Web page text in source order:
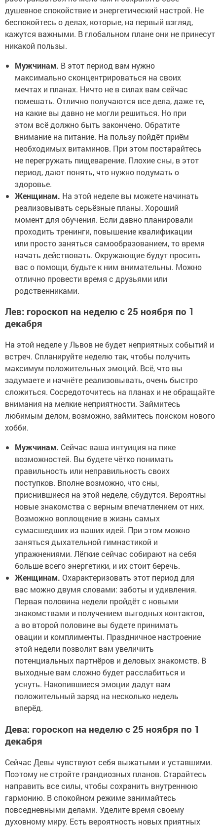
душевное спокойствие и энергетический настрой. Не
беспокойтесь о делах, которые, на первый взгляд,
кажутся важными. В глобальном плане они не принесут
никакой пользы.
Мужчинам. В этот период вам нужно
максимально сконцентрироваться на своих
мечтах и планах. Ничто не в силах вам сейчас
помешать. Отлично получаются все дела, даже те,
на какие вы давно не могли решиться. Но при
этом всё должно быть закончено. Обратите
внимание на питание. На пользу пойдёт приём
необходимых витаминов. При этом постарайтесь
не перегружать пищеварение. Плохие сны, в этот
период, дают понять, что нужно подумать о
здоровье.
Женщинам. На этой неделе вы можете начинать
реализовывать серьёзные планы. Хороший
момент для обучения. Если давно планировали
проходить тренинги, повышение квалификации
или просто заняться самообразованием, то время
начать действовать. Окружающие будут просить
вас о помощи, будьте к ним внимательны. Можно
отлично провести время с друзьями или
родственниками.
Лев: гороскоп на неделю с 25 ноября по 1
декабря
На этой неделе у Львов не будет неприятных событий и
встреч. Спланируйте неделю так, чтобы получить
максимум положительных эмоций. Всё, что вы
задумаете и начнёте реализовывать, очень быстро
сложиться. Сосредоточитесь на планах и не обращайте
внимания на мелкие неприятности. Займитесь
любимым делом, возможно, займитесь поиском нового
хобби.
Мужчинам. Сейчас ваша интуиция на пике
возможностей. Вы будете чётко понимать
правильность или неправильность своих
поступков. Вполне возможно, что сны,
приснившиеся на этой неделе, сбудутся. Вероятны
новые знакомства с верным впечатлением от них.
Возможно воплощение в жизнь самых
сумасшедших из ваших идей. При этом можно
заняться дыхательной гимнастикой и
упражнениями. Лёгкие сейчас собирают на себя
больше всего энергетики, и их стоит беречь.
Женщинам. Охарактеризовать этот период для
вас можно двумя словами: заботы и удивления.
Первая половина недели пройдёт с новыми
знакомствами и получением выгодных контактов,
а во второй половине вы будете принимать
овации и комплименты. Праздничное настроение
этой недели позволит вам увеличить
потенциальных партнёров и деловых знакомств. В
выходные вам сложно будет расслабиться и
уснуть. Накопившиеся эмоции дадут вам
положительный заряд на несколько недель
вперёд.
Дева: гороскоп на неделю с 25 ноября по 1
декабря
Сейчас Девы чувствуют себя выжатыми и уставшими.
Поэтому не стройте грандиозных планов. Старайтесь
направить все силы, чтобы сохранить внутреннюю
гармонию. В спокойном режиме занимайтесь
повседневными делами. Уделите время своему
духовному миру. Есть вероятность новых приятных